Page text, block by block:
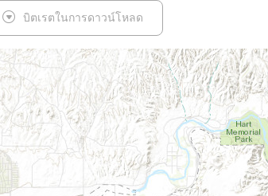
บิตเรตในการดาวน์โหลด